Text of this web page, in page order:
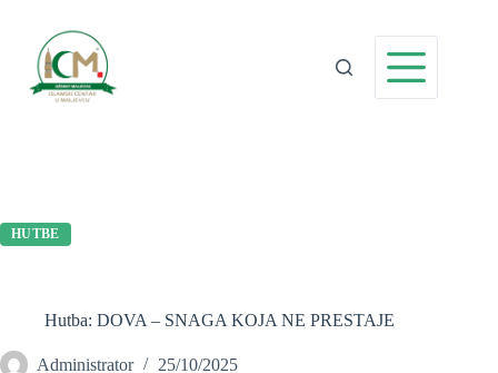
sadržaj
HUTBE
Hutba: DOVA – SNAGA KOJA NE PRESTAJE
Administrator 25/10/2025